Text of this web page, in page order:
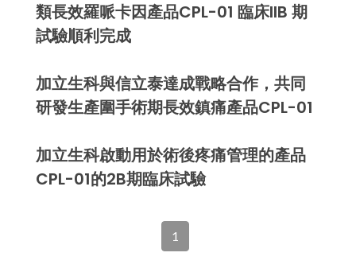
類長效羅哌卡因產品CPL-01 臨床IIB 期
試驗順利完成
加立生科與信立泰達成戰略合作，共同
研發生產圍手術期長效鎮痛產品CPL-01
加立生科啟動用於術後疼痛管理的產品
CPL-01的2B期臨床試驗
1